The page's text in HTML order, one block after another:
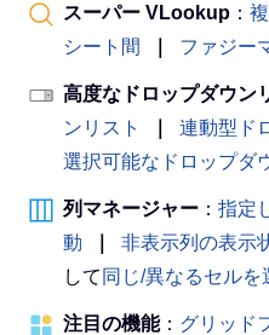
スーパー VLookup ：
シート間
ファジー
高度なドロップダウン
ンリスト
連動型ド
選択可能なドロップダ
列マネージャー ： 指定
動
非表示列の表示
して 同じ/異なるセルを
注目の機能： グリッド